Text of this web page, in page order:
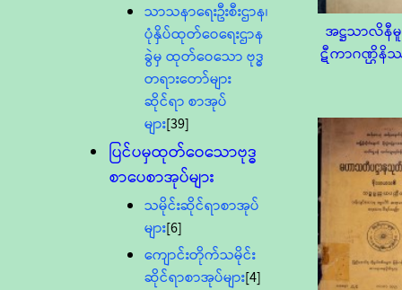
သာသနာရေးဦးစီးဌာန၊
ပုံနှိပ်ထုတ်ဝေရေးဌာန
ခွဲမှ ထုတ်ဝေသော ဗုဒ္ဓ
တရားတော်များ
ဆိုင်ရာ စာအုပ်
များ[39]
ပြင်ပမှထုတ်ဝေသောဗုဒ္ဓ
စာပေစာအုပ်များ
သမိုင်းဆိုင်ရာစာအုပ်
များ[6]
ကျောင်းတိုက်သမိုင်း
ဆိုင်ရာစာအုပ်များ[4]
အဋ္ဌသာလိနီ
ဋီကာဂဏ္ဌိ